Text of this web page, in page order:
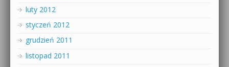
luty 2012
styczeń 2012
grudzień 2011
listopad 2011